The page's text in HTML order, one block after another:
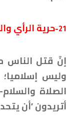
21- حرية الرأي
إنّ قتل الناس
وليس
الصلاة
أتريدون ʼأن يتحدث الناس أنّ محمّدًا يقتل أصحابهʽ؟